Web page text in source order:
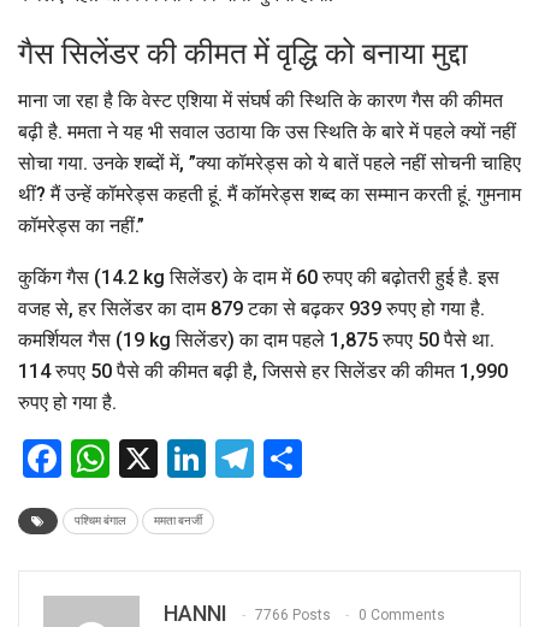
गैस सिलेंडर की कीमत में वृद्धि को बनाया मुद्दा
माना जा रहा है कि वेस्ट एशिया में संघर्ष की स्थिति के कारण गैस की कीमत
बढ़ी है. ममता ने यह भी सवाल उठाया कि उस स्थिति के बारे में पहले क्यों नहीं
सोचा गया. उनके शब्दों में, ”क्या कॉमरेड्स को ये बातें पहले नहीं सोचनी चाहिए
थीं? मैं उन्हें कॉमरेड्स कहती हूं. मैं कॉमरेड्स शब्द का सम्मान करती हूं. गुमनाम
कॉमरेड्स का नहीं.”
कुकिंग गैस (14.2 kg सिलेंडर) के दाम में 60 रुपए की बढ़ोतरी हुई है. इस
वजह से, हर सिलेंडर का दाम 879 टका से बढ़कर 939 रुपए हो गया है.
कमर्शियल गैस (19 kg सिलेंडर) का दाम पहले 1,875 रुपए 50 पैसे था.
114 रुपए 50 पैसे की कीमत बढ़ी है, जिससे हर सिलेंडर की कीमत 1,990
रुपए हो गया है.
Facebook
WhatsApp
X LinkedIn
Telegram
पश्चिम बंगाल ममता बनर्जी
HANNI 7766 Posts 0 Comments